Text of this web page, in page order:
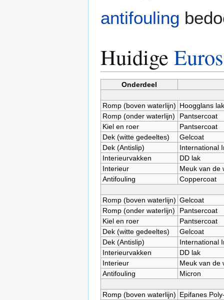
antifouling
Huidige
Onderdeel
Romp (boven waterlijn) Hoogglans lak
Romp (onder waterlijn)
Pantsercoat
Kiel en roer
Pantsercoat
Dek (witte gedeeltes)
Gelcoat
Dek (Antislip)
International
Interieurvakken
DD lak
Interieur
Meuk van de
Antifouling
Coppercoat
Romp (boven waterlijn) Gelcoat
Romp (onder waterlijn)
Pantsercoat
Kiel en roer
Pantsercoat
Dek (witte gedeeltes)
Gelcoat
Dek (Antislip)
International
Interieurvakken
DD lak
Interieur
Meuk van de
Antifouling
Micron
Romp (boven waterlijn) Epifanes